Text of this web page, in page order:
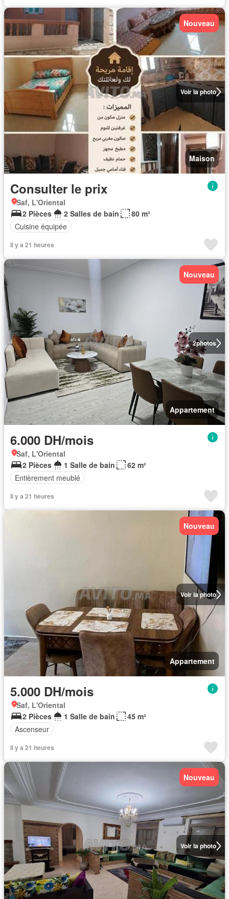
Voir la photo
Nouveau
Maison
Consulter le prix
Saf, L'Oriental
2 Pièces
2 Salles de bain
80 m²
Cuisine équipée
Il y a 21 heures
2photos
Nouveau
Appartement
6.000 DH/mois
Saf, L'Oriental
2 Pièces
1 Salle de bain
62 m²
Entièrement meublé
Il y a 21 heures
Voir la photo
Nouveau
Appartement
5.000 DH/mois
Saf, L'Oriental
2 Pièces
1 Salle de bain
45 m²
Ascenseur
Il y a 21 heures
Voir la photo
Nouveau